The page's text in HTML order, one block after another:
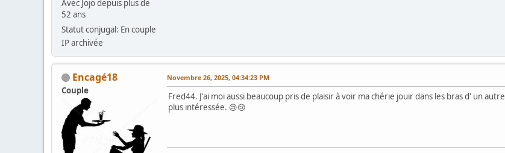
Avec Jojo depuis plus de
52 ans
Statut conjugal: En couple
IP archivée
Encagé18
Couple
Novembre 26, 2025, 04:34:23 PM
Fred44. J'ai moi aussi beaucoup pris de plaisir à voir ma chérie jouir dans les bras d' un
plus intéressée. 😢😢